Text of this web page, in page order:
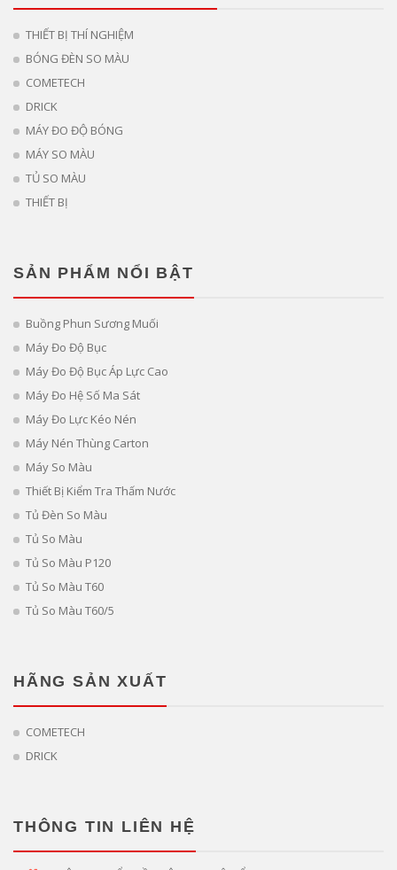
THIẾT BỊ THÍ NGHIỆM
BÓNG ĐÈN SO MÀU
COMETECH
DRICK
MÁY ĐO ĐỘ BÓNG
MÁY SO MÀU
TỦ SO MÀU
THIẾT BỊ
SẢN PHẨM NỔI BẬT
Buồng Phun Sương Muối
Máy Đo Độ Bục
Máy Đo Độ Bục Áp Lực Cao
Máy Đo Hệ Số Ma Sát
Máy Đo Lực Kéo Nén
Máy Nén Thùng Carton
Máy So Màu
Thiết Bị Kiểm Tra Thấm Nước
Tủ Đèn So Màu
Tủ So Màu
Tủ So Màu P120
Tủ So Màu T60
Tủ So Màu T60/5
HÃNG SẢN XUẤT
COMETECH
DRICK
THÔNG TIN LIÊN HỆ